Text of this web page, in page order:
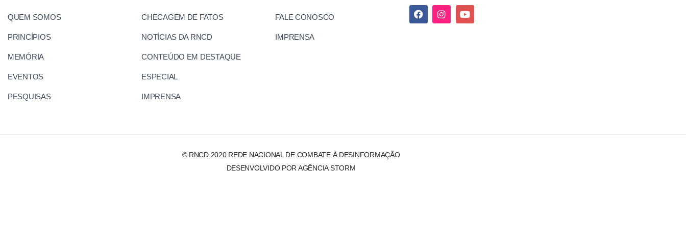
QUEM SOMOS
PRINCÍPIOS
MEMÓRIA
EVENTOS
PESQUISAS
CHECAGEM DE FATOS
NOTÍCIAS DA RNCD
CONTEÚDO EM DESTAQUE
ESPECIAL
IMPRENSA
FALE CONOSCO
IMPRENSA
© RNCD 2020 REDE NACIONAL DE COMBATE À DESINFORMAÇÃO
DESENVOLVIDO POR AGÊNCIA STORM